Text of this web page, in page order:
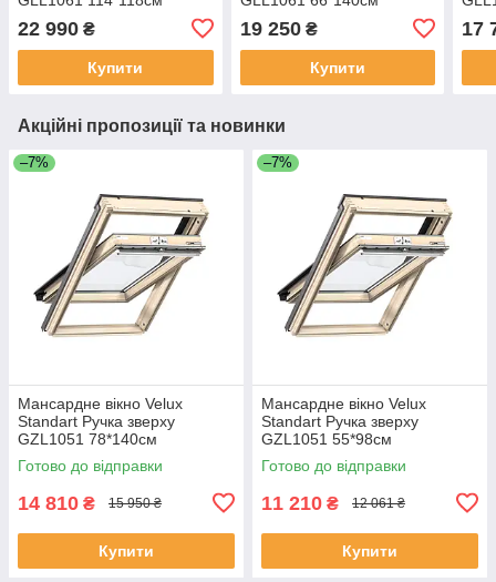
22 990 ₴
Купити
19 250₴
Купити
17
Акційні пропозиції та новинки
–7%
Мансардне вікно Velux
Standart Ручка зверху
GZL1051 78*140см
Готово до відправки
14 810 ₴ 15 950 ₴
Купити
–7%
Мансардне вікно Velux
Standart Ручка зверху
GZL1051 55*98см
Готово до відправки
11 210 ₴ 12 061 ₴
Купити